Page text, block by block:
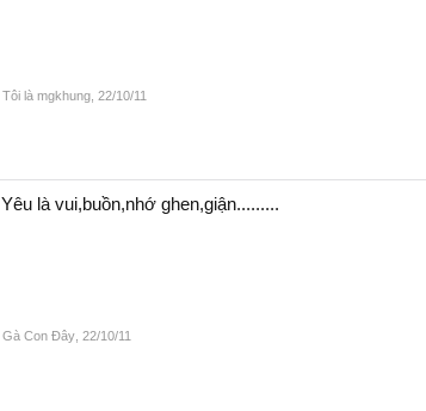
Tôi là mgkhung 22/10/11
Yêu là vui,buồn,nhớ ghen,giận.........
Gà Con Đây 22/10/11